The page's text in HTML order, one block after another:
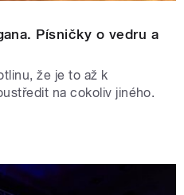
Písničky o vedru a
že je to až k
na cokoliv jiného.